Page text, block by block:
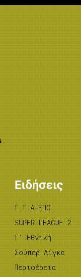
.
Ειδήσεις
Γ.Γ.Α-ΕΠΟ
SUPER LEAGUE 2
Γ’ Εθνική
Σούπερ Λίγκα
Περιφέρεια